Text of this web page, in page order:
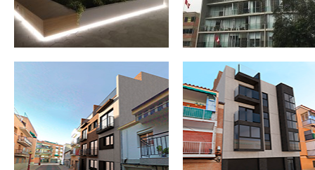
CASARRUBUELOS Nº10. GETAFE.
MADRID
APARCAMIENTO EN LA
CIEMPOZUELOS Nº27.
MADRID
RECRECIDO DEL ANDÉN 1 Y
ADAPTACIÓN DE ACCESO EN LA
ESTACIÓN DE CASTELLÓN
RECRECIDO DE ANDENES EN
ESTACIÓN DE BADAJOZ